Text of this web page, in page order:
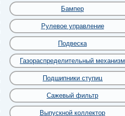
Бампер
Рулевое управление
Подвеска
Газораспределительный механизм
Подшипники ступиц
Сажевый фильтр
Выпускной коллектор